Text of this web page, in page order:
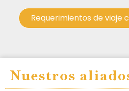
Requerimientos de viaje
Nuestros